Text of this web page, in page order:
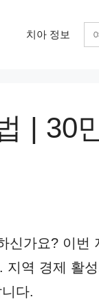
치아 정보
검
| 30
신가요? 이번
지역 경제 활
다.